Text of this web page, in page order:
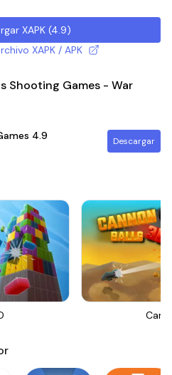
XAPK(4.9)
XAPK / APK
Shooting Games - War
4.9 Descargar